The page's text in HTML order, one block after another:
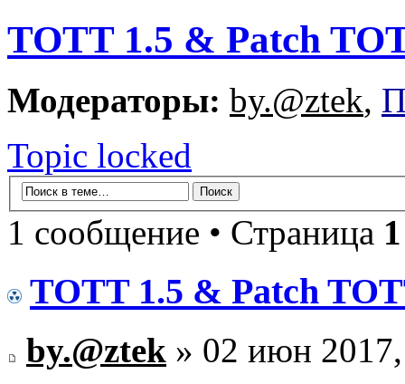
TOTT 1.5 & Patch
Модераторы: by.@ztek,
Topic locked
1 сообщение • Страница 1
TOTT 1.5 & Patch
by.@ztek » 02 июн